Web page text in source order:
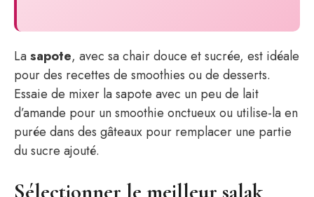
Lasapote, avec sa chair douce et sucrée, est idéale
pour des recettes de smoothies ou de desserts.
Essaie de mixer la sapote avec un peu de lait
d’amande pour un smoothie onctueux ou utilise-la en
purée dans des gâteaux pour remplacer une partie
du sucre ajouté.
Sélectionner le meilleur salak